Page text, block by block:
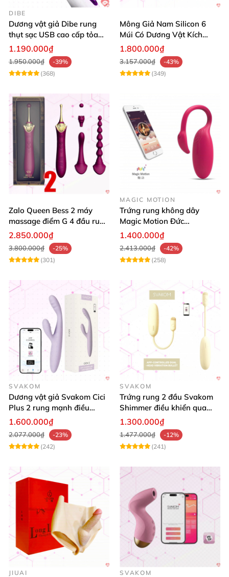
DIBE
Dương vật giả Dibe rung
thụt sạc USB cao cấp tỏa
nhiệt mạnh
1.190.000₫
1.950.000₫
-39%
(368)
Mông Giả Nam Silicon 6
Múi Có Dương Vật Kích
Thước Lớn Hấp Dẫn
1.800.000₫
3.157.000₫
-43%
(349)
Zalo Queen Bess 2 máy
massage điểm G 4 đầu rung
toả nhiệt cao cấp
2.850.000₫
3.800.000₫
-25%
(301)
MAGIC MOTION
Trứng rung không dây
Magic Motion Đức
Bluetooth cao cấp kích thích
1.400.000₫
2.413.000₫
-42%
(258)
SVAKOM
Dương vật giả Svakom Cici
Plus 2 rung mạnh điều
khiển App an toàn
1.600.000₫
2.077.000₫
-23%
(242)
SVAKOM
Trứng rung 2 đầu Svakom
Shimmer điều khiển qua
App siêu kích thích
1.300.000₫
1.477.000₫
-12%
(241)
JIUAI SVAKOM